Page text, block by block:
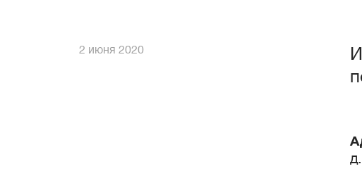
2 июня 2020